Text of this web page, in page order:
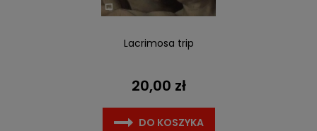
Lacrimosa trip
20,00 zł
DO KOSZYKA